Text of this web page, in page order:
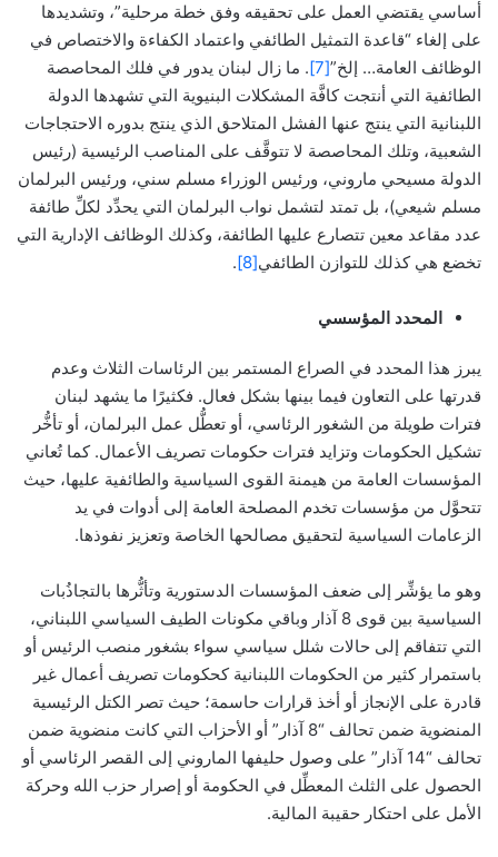
أساسي يقتضي العمل على تحقيقه وفق خطة مرحلية”، وتشديدها
على إلغاء “قاعدة التمثيل الطائفي واعتماد الكفاءة والاختصاص في
الوظائف العامة… إلخ”[7]
. ما زال لبنان يدور في فلك المحاصصة
الطائفية التي أنتجت كافَّة المشكلات البنيوية التي تشهدها الدولة
اللبنانية التي ينتج عنها الفشل المتلاحق الذي ينتج بدوره الاحتجاجات
الشعبية، وتلك المحاصصة لا تتوقَّف على المناصب الرئيسية (رئيس
الدولة مسيحي ماروني، ورئيس الوزراء مسلم سني، ورئيس البرلمان
مسلم شيعي)، بل تمتد لتشمل نواب البرلمان التي يحدِّد لكلِّ طائفة
عدد مقاعد معين تتصارع عليها الطائفة، وكذلك الوظائف الإدارية التي
تخضع هي كذلك للتوازن الطائفي[8]
.
المحدد المؤسسي
يبرز هذا المحدد في الصراع المستمر بين الرئاسات الثلاث وعدم
قدرتها على التعاون فيما بينها بشكل فعال. فكثيرًا ما يشهد لبنان
فترات طويلة من الشغور الرئاسي، أو تعطُّل عمل البرلمان، أو تأخُّر
تشكيل الحكومات وتزايد فترات حكومات تصريف الأعمال. كما تُعاني
المؤسسات العامة من هيمنة القوى السياسية والطائفية عليها، حيث
تتحوَّل من مؤسسات تخدم المصلحة العامة إلى أدوات في يد
الزعامات السياسية لتحقيق مصالحها الخاصة وتعزيز نفوذها.
وهو ما يؤشِّر إلى ضعف المؤسسات الدستورية وتأثُّرها بالتجاذُبات
السياسية بين قوى 8 آذار وباقي مكونات الطيف السياسي اللبناني،
التي تتفاقم إلى حالات شلل سياسي سواء بشغور منصب الرئيس أو
باستمرار كثير من الحكومات اللبنانية كحكومات تصريف أعمال غير
قادرة على الإنجاز أو أخذ قرارات حاسمة؛ حيث تصر الكتل الرئيسية
المنضوية ضمن تحالف “8 آذار” أو الأحزاب التي كانت منضوية ضمن
تحالف “14 آذار” على وصول حليفها الماروني إلى القصر الرئاسي أو
الحصول على الثلث المعطِّل في الحكومة أو إصرار حزب الله وحركة
الأمل على احتكار حقيبة المالية.